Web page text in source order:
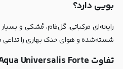
بویی دارد؟
رایحه‌ای مرکباتی، گل‌فام، مُشکی و
شسته‌شده و هوای خنک بهاری را تداعی
تفاوت Aqua Universalis Forte با نسخه EDT چیست؟